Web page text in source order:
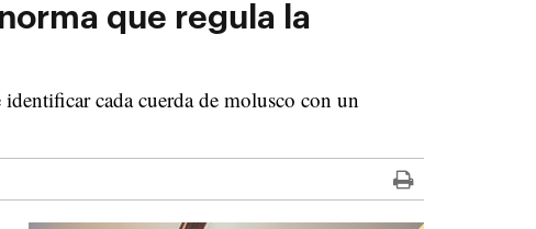
que regula la
cada cuerda de molusco con un